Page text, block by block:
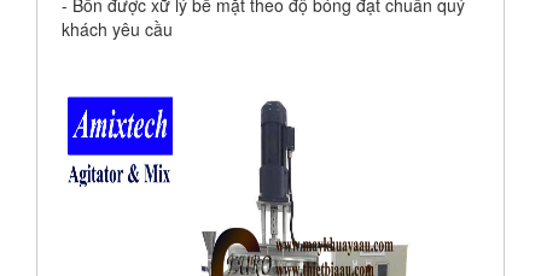
- Bồn được xữ lý bề mặt theo độ bóng đạt chuẩn quý
khách yêu cầu